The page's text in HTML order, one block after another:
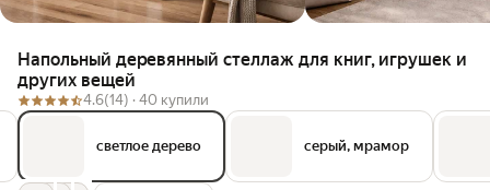
Напольный деревянный стеллаж для книг, игрушек и
других вещей
4.6(14) · 40 купили
светлое дерево серый, мрамор